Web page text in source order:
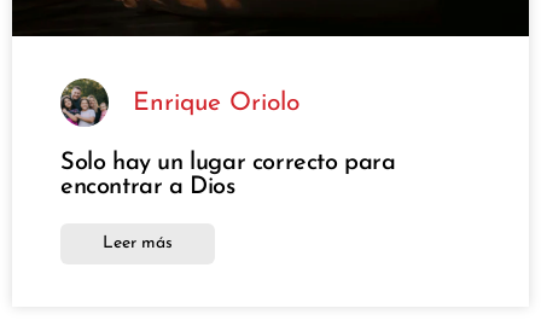
Enrique Oriolo
Solo hay un lugar correcto para
encontrar a Dios
Leer más